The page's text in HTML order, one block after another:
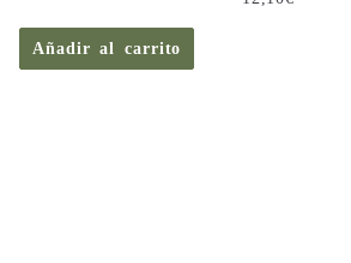
Añadir al carrito